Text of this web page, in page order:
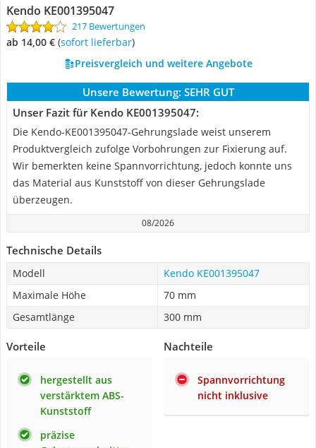
Kendo KE001395047
217 Bewertungen
ab 14,00 € ( Sofort lieferbar)
Preisvergleich und weitere Angebote
Unsere Bewertung: SEHR GUT
Unser Fazit für Kendo KE001395047:
Die Kendo-KE001395047-Gehrungslade weist unserem
Produktvergleich zufolge Vorbohrungen zur Fixierung auf.
Wir bemerkten keine Spannvorrichtung, jedoch konnte uns
das Material aus Kunststoff von dieser Gehrungslade
überzeugen.
08/2026
Technische Details
Modell
Kendo KE001395047
Maximale Höhe
70 mm
Gesamtlänge
300 mm
Vorteile
hergestellt aus
verstärktem ABS-
Kunststoff
präzise
Nachteile
Spannvorrichtung
nicht inklusive